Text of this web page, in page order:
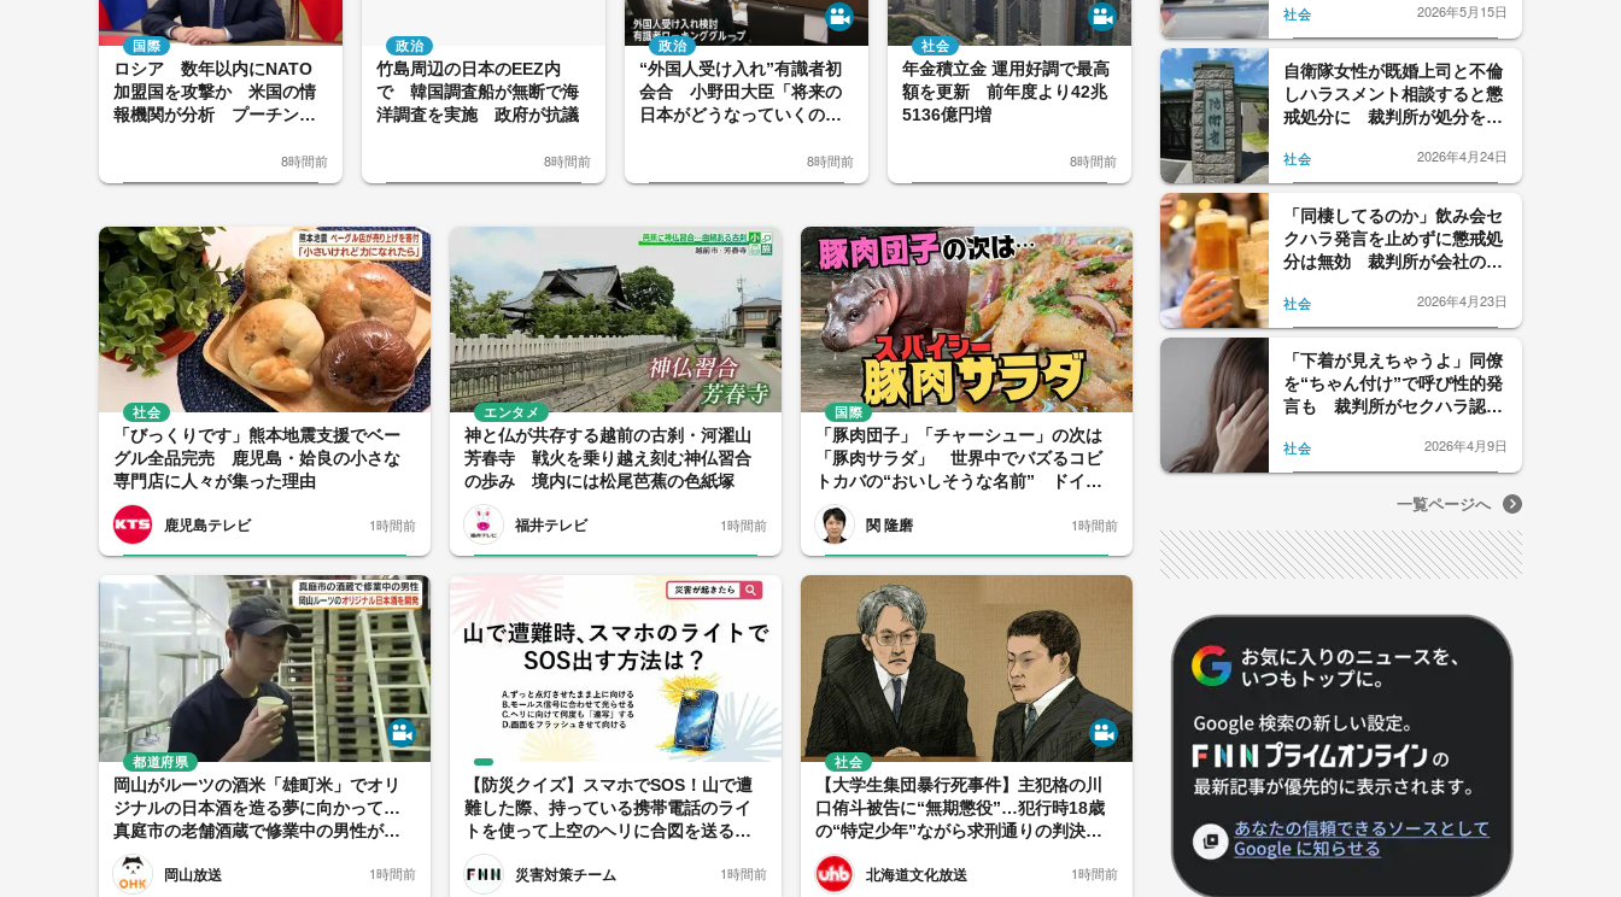
ロシア 数年以内にNATO
加盟国を攻撃か 米国の情
報機関が分析 プーチン大
な行動に出る可能性を指摘
国際
8時間前
竹島周辺の日本のEEZ内
で 韓国調査船が無断で海
洋調査を実施 政府が抗議
政治
8時間前
“外国人受け入れ”有識者初
会合 小野田大臣「将来の
日本がどうなっていくのか
政治
8時間前
年金積立金 運用好調で最高
額を更新 前年度より42兆
5136億円増
社会
8時間前
「びっくりです」熊本地震支援でベー
グル全品完売 鹿児島・姶良の小さな
専門店に人々が集った理由
鹿児島テレビ
社会
1時間前
神と仏が共存する越前の古刹・河濯山
芳春寺 戦火を乗り越え刻む神仏習合
の歩み 境内には松尾芭蕉の色紙塚
福井テレビ
エンタメ
1時間前
「豚肉団子」「チャーシュー」の次は
「豚肉サラダ」 世界中でバズるコビ
トカバの“おいしそうな名前” ドイツ
では「ロールパン」誕生
関 隆磨
国際
1時間前
岡山がルーツの酒米「雄町米」でオリ
ジナルの日本酒を造る夢に向かって…
真庭市の老舗酒蔵で修業中の男性が初
めて醸した日本酒の味【岡山発】
岡山放送
都道府県
1時間前
【防災クイズ】スマホでSOS！山で遭
難した際、持っている携帯電話のライ
トを使って上空のヘリに合図を送る正
しい方法は？
災害対策チーム 1時間前
【大学生集団暴行死事件】主犯格の川
口侑斗被告に“無期懲役”…犯行時18歳
の“特定少年”ながら求刑通りの判決―
裁判長が「生涯考え続けて」と諭すと
小さくうなずき耳を傾ける〈北海道〉
北海道文化放送
社会
1時間前
理由
社会 2026年5月15日
自衛隊女性が既婚上司と不倫
しハラスメント相談すると懲
戒処分に 裁判所が処分を有
ージ”
社会 2026年4月24日
「同棲してるのか」飲み会セ
クハラ発言を止めずに懲戒処
分は無効 裁判所が会社の報
た理由
社会 2026年4月23日
「下着が見えちゃうよ」同僚
を“ちゃん付け”で呼び性的発
言も 裁判所がセクハラ認定
年度の読まれた記事】
社会 2026年4月9日
一覧ページへ